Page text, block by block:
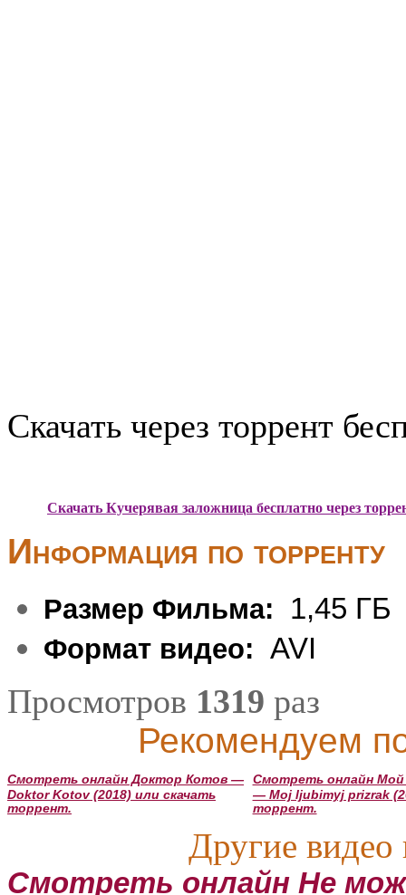
Скачать через торрент
Скачать Кучерявая заложница бесплатно через
Информация по торренту
Размер Фильма: 1,45 ГБ
Формат видео: AVI
Просмотров 1319 раз
Рекомендуем
Смотреть онлайн Доктор Котов —
Doktor Kotov (2018) или скачать
торрент.
Смотреть онлайн
— Moj ljubimyj prizrak
торрент.
Другие видео
Смотреть онлайн Не